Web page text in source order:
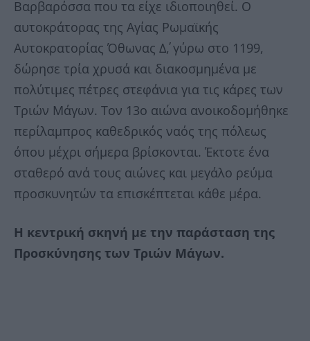
Βαρβαρόσσα που τα είχε ιδιοποιηθεί. Ο
αυτοκράτορας της Αγίας Ρωμαϊκής
Αυτοκρατορίας Όθωνας Δ΄, γύρω στο 1199,
δώρησε τρία χρυσά και διακοσμημένα με
πολύτιμες πέτρες στεφάνια για τις κάρες των
Τριών Μάγων. Τον 13ο αιώνα ανοικοδομήθηκε
περίλαμπρος καθεδρικός ναός της πόλεως
όπου μέχρι σήμερα βρίσκονται. Έκτοτε ένα
σταθερό ανά τους αιώνες και μεγάλο ρεύμα
προσκυνητών τα επισκέπτεται κάθε μέρα.
Η κεντρική σκηνή με την παράσταση της
Προσκύνησης των Τριών Μάγων.